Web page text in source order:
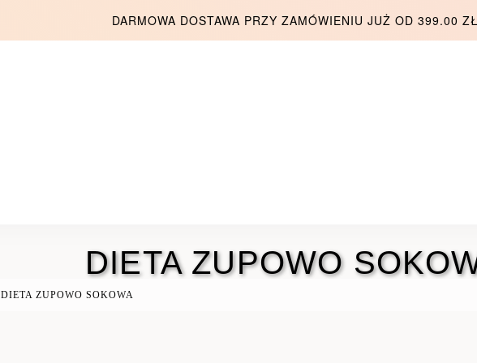
DARMOWA DOSTAWA PRZY ZAMÓWIENIU JUŻ OD 399.00
DIETA ZUPOWO
DIETA ZUPOWO SOKOWA